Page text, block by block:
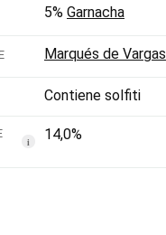
5% Garnacha
Marqués de Vargas
Contiene solfiti
i 14,0%